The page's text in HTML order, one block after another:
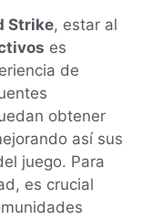
Strike, estar al
es
de
obtener
así sus
juego. Para
es crucial